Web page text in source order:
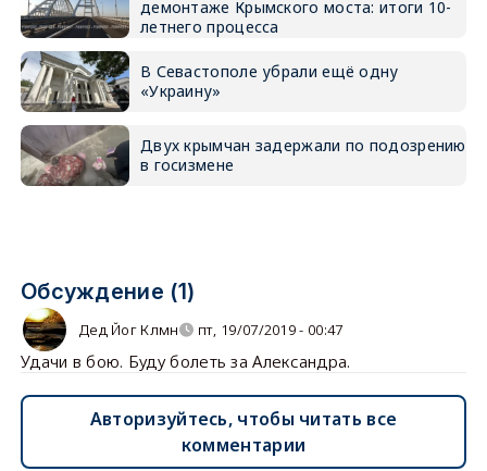
демонтаже Крымского моста: итоги 10-
летнего процесса
В Севастополе убрали ещё одну
«Украину»
Двух крымчан задержали по подозрению
в госизмене
Обсуждение (1)
Дед Йог Клмн пт, 19/07/2019 - 00:47
Удачи в бою. Буду болеть за Александра.
Авторизуйтесь, чтобы читать все
комментарии